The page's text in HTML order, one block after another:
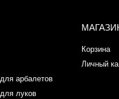
арбалетов
луков
Корзина
Личный